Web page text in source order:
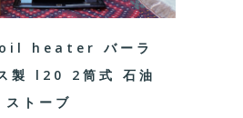
heater バーラ
製 l20 2筒式 石油
ストーブ